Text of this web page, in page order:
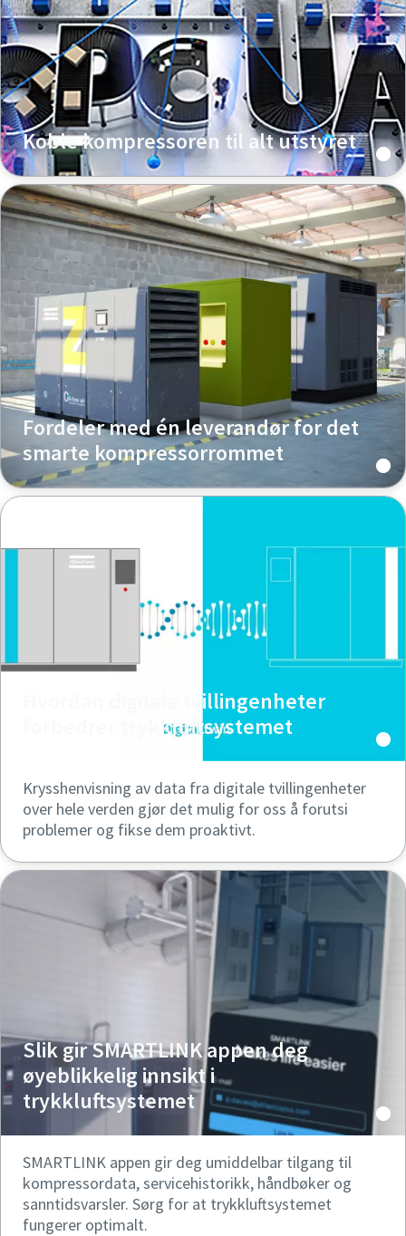
Koble kompressoren til alt utstyret
Fordeler med én leverandør for det
smarte kompressorrommet
Krysshenvisning av data fra digitale tvillingenheter
over hele verden gjør det mulig for oss å forutsi
problemer og fikse dem proaktivt.
Hvordan digitale tvillingenheter
forbedrer trykkluftsystemet
Slik gir SMARTLINK appen deg
øyeblikkelig innsikt i
trykkluftsystemet
SMARTLINK appen gir deg umiddelbar tilgang til
kompressordata, servicehistorikk, håndbøker og
sanntidsvarsler. Sørg for at trykkluftsystemet
fungerer optimalt.